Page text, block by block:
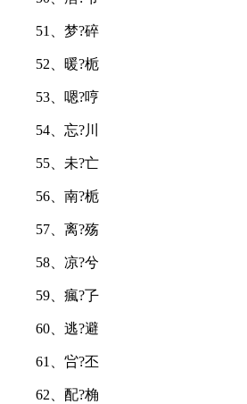
51、梦?碎
52、暖?栀
53、嗯?哼
54、忘?川
55、未?亡
56、南?栀
57、离?殇
58、凉?兮
59、瘋?孒
60、逃?避
61、吢?丕
62、配?桷